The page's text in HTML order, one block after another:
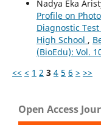
Nadya Eka
Profile on
Diagnostic
High School ,
(BioEdu): Vol.
<< < 1 2 3 4 5 6 > >>
Open Access